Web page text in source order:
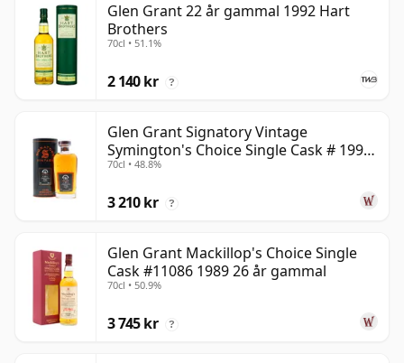
Glen Grant 22 år gammal 1992 Hart
Brothers
70cl • 51.1%
2 140 kr ?
Glen Grant Signatory Vintage
Symington's Choice Single Cask # 1995
30 år gammal
70cl • 48.8%
3 210 kr ?
Glen Grant Mackillop's Choice Single
Cask #11086 1989 26 år gammal
70cl • 50.9%
3 745 kr ?